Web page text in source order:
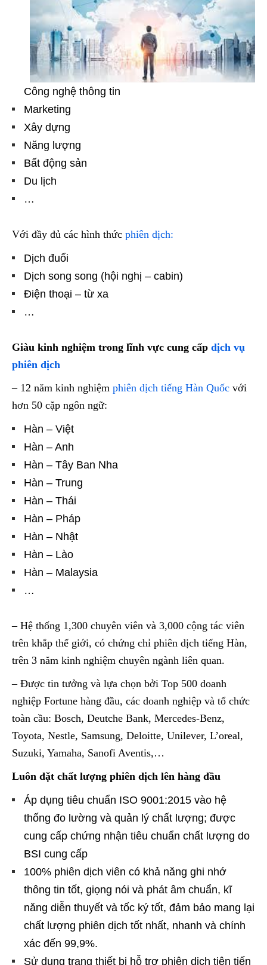
Công nghệ thông tin
Marketing
Xây dựng
Năng lượng
Bất động sản
Du lịch
…
Với đầy đủ các hình thức phiên dịch:
Dịch đuổi
Dịch song song (hội nghị – cabin)
Điện thoại – từ xa
…
Giàu kinh nghiệm trong lĩnh vực cung cấp dịch vụ
phiên dịch
– 12 năm kinh nghiệm phiên dịch tiếng Hàn Quốc với
hơn 50 cặp ngôn ngữ:
Hàn – Việt
Hàn – Anh
Hàn – Tây Ban Nha
Hàn – Trung
Hàn – Thái
Hàn – Pháp
Hàn – Nhật
Hàn – Lào
Hàn – Malaysia
…
– Hệ thống 1,300 chuyên viên và 3,000 cộng tác viên
trên khắp thế giới, có chứng chỉ phiên dịch tiếng Hàn,
trên 3 năm kinh nghiệm chuyên ngành liên quan.
– Được tin tưởng và lựa chọn bởi Top 500 doanh
nghiệp Fortune hàng đầu, các doanh nghiệp và tổ chức
toàn cầu: Bosch, Deutche Bank, Mercedes-Benz,
Toyota, Nestle, Samsung, Deloitte, Unilever, L’oreal,
Suzuki, Yamaha, Sanofi Aventis,…
Luôn đặt chất lượng phiên dịch lên hàng đầu
Áp dụng tiêu chuẩn ISO 9001:2015 vào hệ
thống đo lường và quản lý chất lượng; được
cung cấp chứng nhận tiêu chuẩn chất lượng do
BSI cung cấp
100% phiên dịch viên có khả năng ghi nhớ
thông tin tốt, giọng nói và phát âm chuẩn, kĩ
năng diễn thuyết và tốc ký tốt, đảm bảo mang lại
chất lượng phiên dịch tốt nhất, nhanh và chính
xác đến 99,9%.
Sử dụng trang thiết bị hỗ trợ phiên dịch tiên tiến